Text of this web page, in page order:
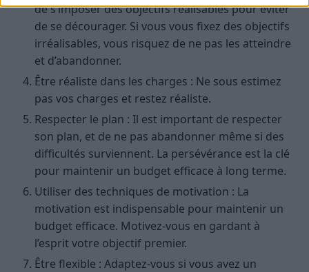
de s’imposer des objectifs réalisables pour éviter
de se décourager. Si vous vous fixez des objectifs
irréalisables, vous risquez de ne pas les atteindre
et d’abandonner.
Être réaliste dans les charges : Ne sous estimez
pas vos charges et restez réaliste.
Respecter le plan : Il est important de respecter
son plan, et de ne pas abandonner même si des
difficultés surviennent. La persévérance est la clé
pour maintenir un budget efficace à long terme.
Utiliser des techniques de motivation : La
motivation est indispensable pour maintenir un
budget efficace. Motivez-vous en gardant à
l’esprit votre objectif premier.
Être flexible : Adaptez-vous si vous avez un